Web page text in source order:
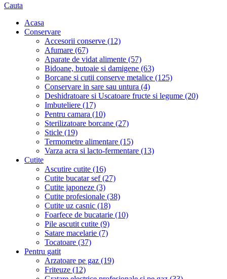
Cauta
Acasa
Conservare
Accesorii conserve (12)
Afumare (67)
Aparate de vidat alimente (57)
Bidoane, butoaie si damigene (63)
Borcane si cutii conserve metalice (125)
Conservare in sare sau untura (4)
Deshidratoare si Uscatoare fructe si legume (20)
Imbuteliere (17)
Pentru camara (10)
Sterilizatoare borcane (27)
Sticle (19)
Termometre alimentare (15)
Varza acra si lacto-fermentare (13)
Cutite
Ascutire cutite (16)
Cutite bucatar sef (27)
Cutite japoneze (3)
Cutite profesionale (38)
Cutite uz casnic (18)
Foarfece de bucatarie (10)
Pile ascutit cutite (9)
Satare macelarie (7)
Tocatoare (37)
Pentru gatit
Arzatoare pe gaz (19)
Friteuze (12)